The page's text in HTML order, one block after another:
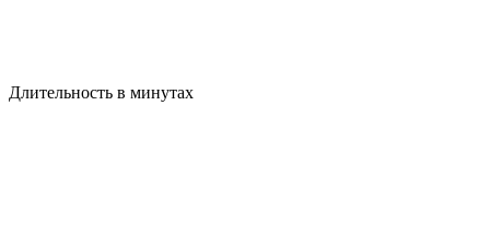
Длительность в минутах